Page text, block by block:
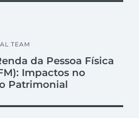
TEAM
da Pessoa Física
Impactos no
Patrimonial